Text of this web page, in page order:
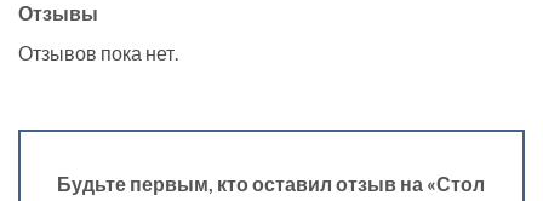
Отзывы
Отзывов пока нет.
Будьте первым, кто оставил отзыв на «Стол